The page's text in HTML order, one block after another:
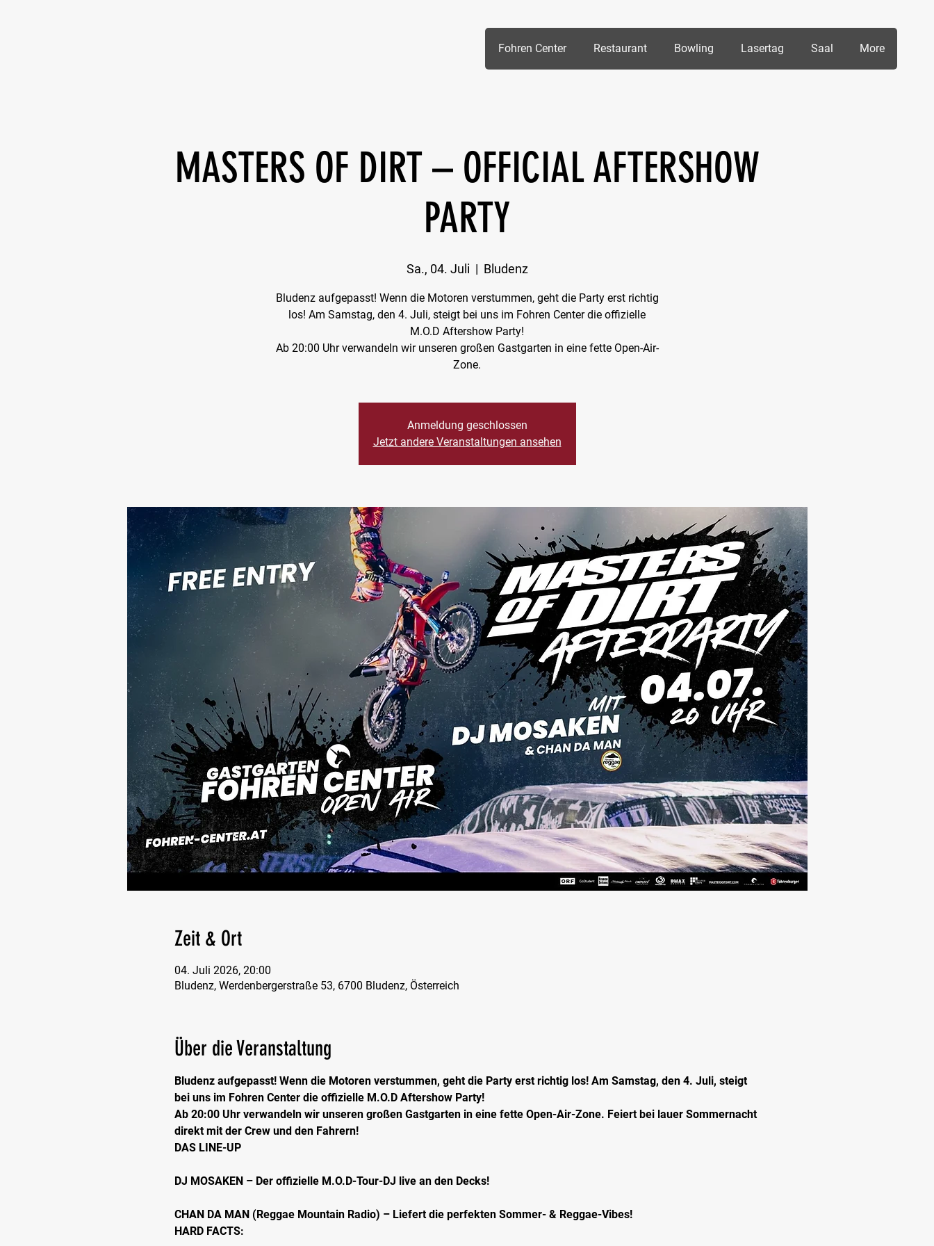
Fohren Center Restaurant Bowling Lasertag Saal More
MASTERS OF DIRT – OFFICIAL AFTERSHOW
PARTY
Sa., 04. Juli
  |
Bludenz
Bludenz aufgepasst! Wenn die Motoren verstummen, geht die Party erst richtig
los! Am Samstag, den 4. Juli, steigt bei uns im Fohren Center die offizielle
M.O.D Aftershow Party!
Ab 20:00 Uhr verwandeln wir unseren großen Gastgarten in eine fette Open-Air-
Zone.
Anmeldung geschlossen
Jetzt andere Veranstaltungen ansehen
Zeit & Ort
04. Juli 2026, 20:00
Bludenz, Werdenbergerstraße 53, 6700 Bludenz, Österreich
Über die Veranstaltung
Bludenz aufgepasst! Wenn die Motoren verstummen, geht die Party erst richtig los! Am Samstag, den 4. Juli, steigt
bei uns im Fohren Center die offizielle M.O.D Aftershow Party!
Ab 20:00 Uhr verwandeln wir unseren großen Gastgarten in eine fette Open-Air-Zone. Feiert bei lauer Sommernacht
direkt mit der Crew und den Fahrern!
DAS LINE-UP
DJ MOSAKEN – Der offizielle M.O.D-Tour-DJ live an den Decks!
CHAN DA MAN (Reggae Mountain Radio) – Liefert die perfekten Sommer- & Reggae-Vibes!
HARD FACTS: